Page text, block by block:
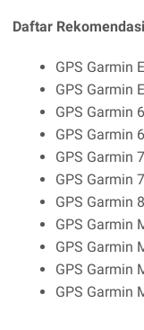
Daftar
GPS Garmin
GPS Garmin
GPS Garmin
GPS Garmin
GPS Garmin
GPS Garmin
GPS Garmin
GPS Garmin
GPS Garmin
GPS Garmin
GPS Garmin